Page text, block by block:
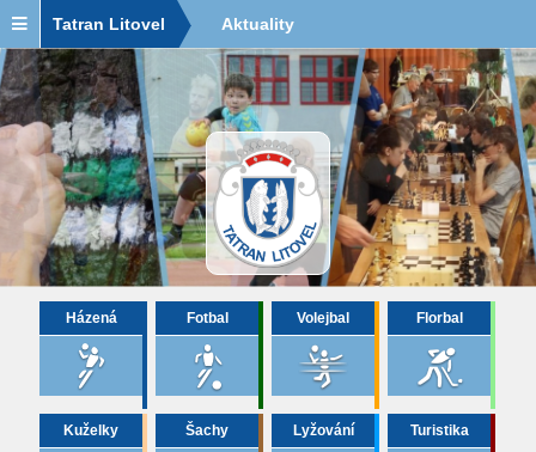
Tatran Litovel Aktuality
Házená Fotbal Volejbal Florbal
Kuželky Šachy Lyžování Turistika